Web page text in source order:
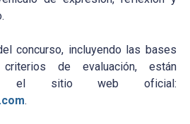
concurso, incluyendo las bases
de evaluación, están
el sitio web oficial:
.